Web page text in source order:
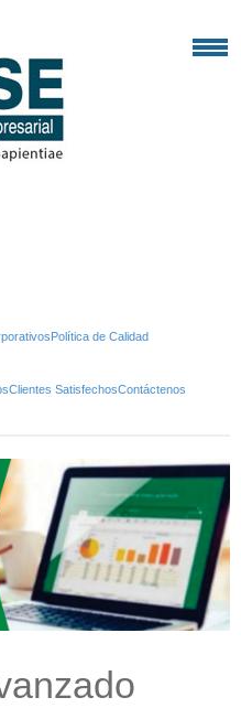
Política de Calidad
Clientes SatisfechosContáctenos